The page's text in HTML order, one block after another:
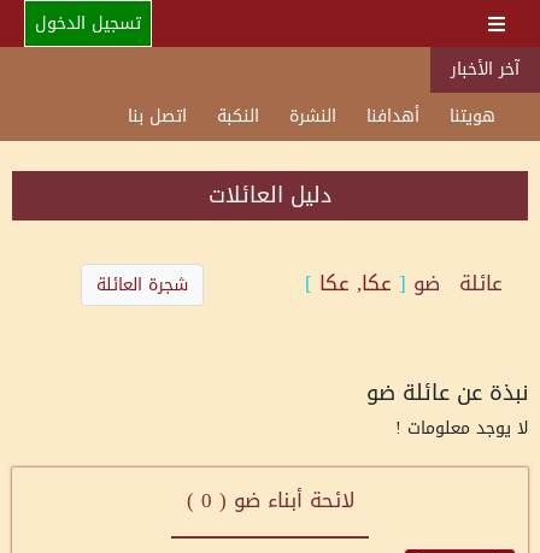
تسجيل الدخول
آخر الأخبار
هويتنا
أهدافنا النشرة النكبة اتصل بنا
دليل العائلات
عائلة ضو [ عكا, عكا ] شجرة العائلة
نبذة عن عائلة ضو
لا يوجد معلومات !
لائحة أبناء ضو ( 0
)